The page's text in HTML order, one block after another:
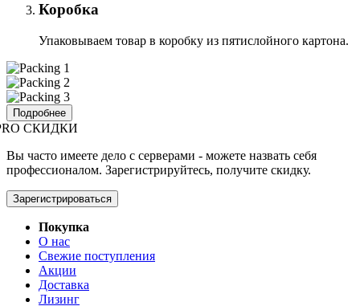
Коробка
Упаковываем товар в коробку из пятислойного картона.
Подробнее
СКИДКИ
Вы часто имеете дело с серверами - можете назвать себя
профессионалом. Зарегистрируйтесь, получите скидку.
Зарегистрироваться
Покупка
О нас
Свежие поступления
Акции
Доставка
Лизинг